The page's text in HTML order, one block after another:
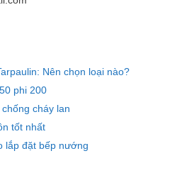
Nên chọn loại nào?
phi 200
cháy lan
tốt nhất
lắp đặt bếp nướng